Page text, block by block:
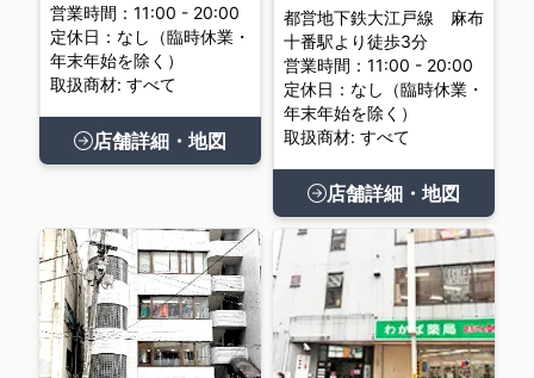
営業時間：11:00 - 20:00
定休日：なし（臨時休業・
年末年始を除く）
取扱商材: すべて
店舗詳細・地図
都営地下鉄大江戸線 麻布
十番駅より徒歩3分
営業時間：11:00 - 20:00
定休日：なし（臨時休業・
年末年始を除く）
取扱商材: すべて
店舗詳細・地図